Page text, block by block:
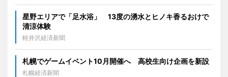
星野エリアで「足水浴」 13度の湧水とヒノキ香るおけで
清涼体験
軽井沢経済新聞
札幌でゲームイベント10月開催へ 高校生向け企画を新設
札幌経済新聞